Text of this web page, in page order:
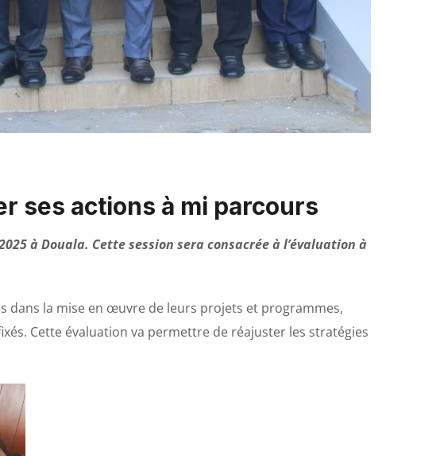
ses actions à mi parcours
à Douala. Cette session sera consacrée à l’évaluation à
dans la mise en œuvre de leurs projets et programmes,
Cette évaluation va permettre de réajuster les stratégies